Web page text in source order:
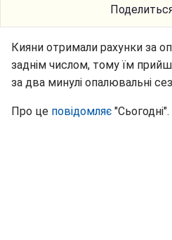
Кияни отримали рахунки за
заднім числом, тому їм
за два минулі опалювальні
Про це повідомляє "Сьогодні".